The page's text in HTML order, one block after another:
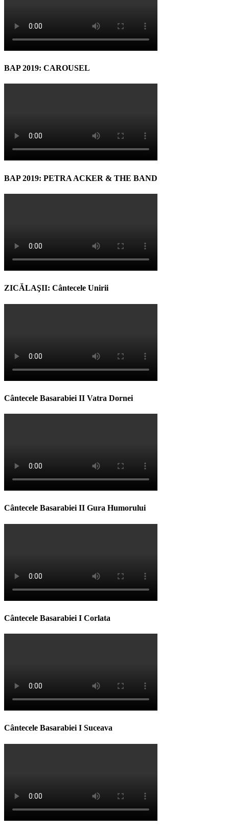
BAP 2019: CAROUSEL
BAP 2019: PETRA ACKER & THE BAND
ZICĂLAŞII: Cântecele Unirii
Cântecele Basarabiei II Vatra Dornei
Cântecele Basarabiei II Gura Humorului
Cântecele Basarabiei I Corlata
Cântecele Basarabiei I Suceava